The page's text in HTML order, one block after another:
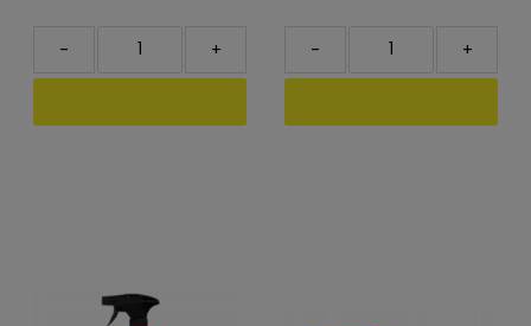
+
- +
-